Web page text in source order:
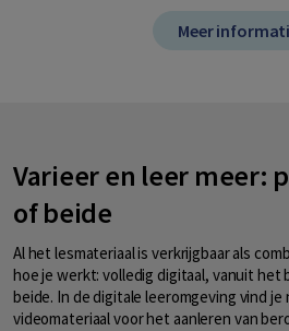
Meer
Varieer en leer meer:
of beide
Al het lesmateriaal is verkrijgbaar als
hoe je werkt: volledig digitaal, vanuit het
beide. In de digitale leeromgeving vind
videomateriaal voor het aanleren van